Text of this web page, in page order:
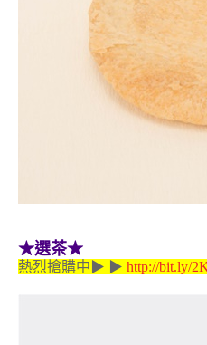
★選茶★
熱烈搶購中▶ ▶ http://bit.ly/